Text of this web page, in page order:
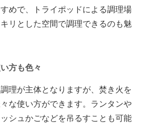
めで、トライポッドによる調理場
リとした空間で調理できるのも魅
方も色々
理が主体となりますが、焚き火を
な使い方ができます。ランタンや
シュかごなどを吊るすことも可能